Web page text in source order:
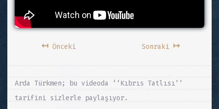
↤Önceki Sonraki ↦
Arda Türkmen; bu videoda ‘‘Kıbrıs Tatlısı’’
tarifini sizlerle paylaşıyor.